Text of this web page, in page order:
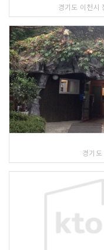
경기도 이천
경기